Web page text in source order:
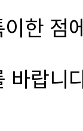
한 점
바랍니